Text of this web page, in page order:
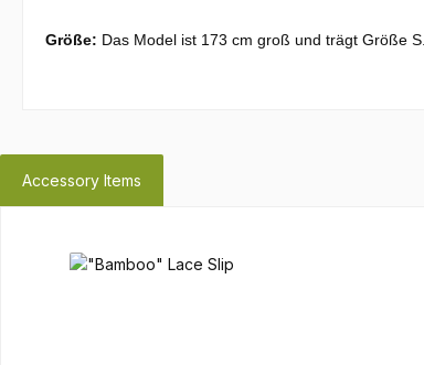
Größe: Das Model ist 173 cm groß und trägt Größe S.
Accessory Items